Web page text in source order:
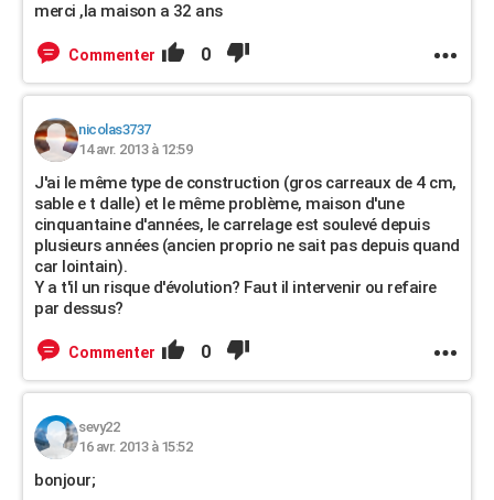
merci ,la maison a 32 ans
Commenter 0
nicolas3737
14 avr. 2013 à 12:59
J'ai le même type de construction (gros carreaux de 4 cm,
sable e t dalle) et le même problème, maison d'une
cinquantaine d'années, le carrelage est soulevé depuis
plusieurs années (ancien proprio ne sait pas depuis quand
car lointain).
Y a t'il un risque d'évolution? Faut il intervenir ou refaire
par dessus?
Commenter 0
sevy22
16 avr. 2013 à 15:52
bonjour;